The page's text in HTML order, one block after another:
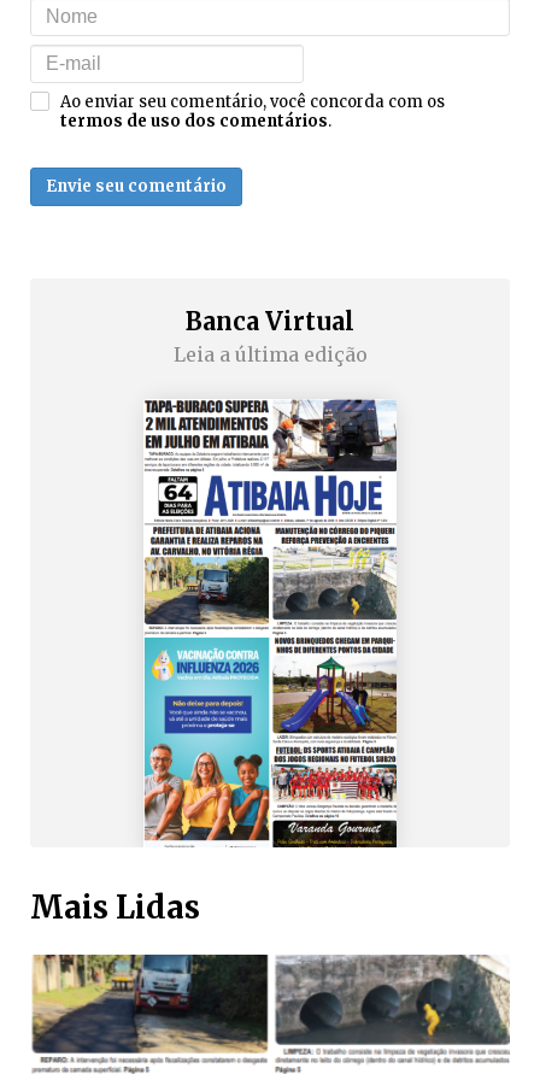
Ao enviar seu comentário, você concorda com os
termos de uso dos comentários.
Envie seu comentário
Banca Virtual
Leia a última edição
Mais Lidas